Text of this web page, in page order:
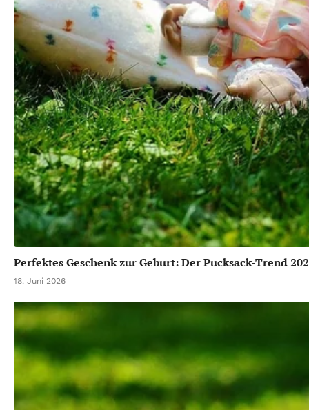
Perfektes Geschenk zur Geburt: Der Pucksack-Trend
18. Juni 2026